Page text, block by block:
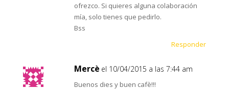
ofrezco. Si quieres alguna colaboración
mía, solo tienes que pedirlo.
Bss
Responder
Mercè el 10/04/2015 a las 7:44 am
Buenos dies y buen cafè!!!